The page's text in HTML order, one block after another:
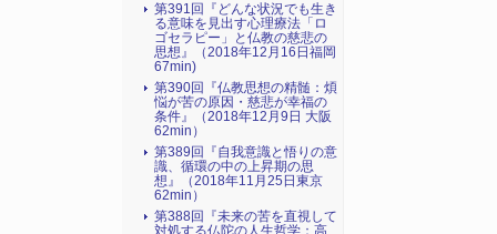
第391回『どんな状況でも生き
る意味を見出す心理療法「ロ
ゴセラピー」と仏教の慈悲の
思想』（2018年12月16日福岡
67min)
第390回『仏教思想の精髄：煩
悩が苦の原因・慈悲が幸福の
条件』（2018年12月9日 大阪
62min）
第389回『自我意識と悟りの意
識、循環の中の上昇期の思
想』（2018年11月25日東京
62min）
第388回『未来の苦を直視して